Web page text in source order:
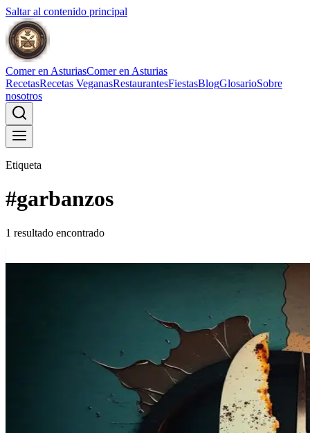
Saltar al contenido principal
Comer en AsturiasComer en Asturias
RecetasRecetas VeganasRestaurantesFiestasBlogGlosarioSobre
nosotros
Etiqueta
#garbanzos
1 resultado encontrado